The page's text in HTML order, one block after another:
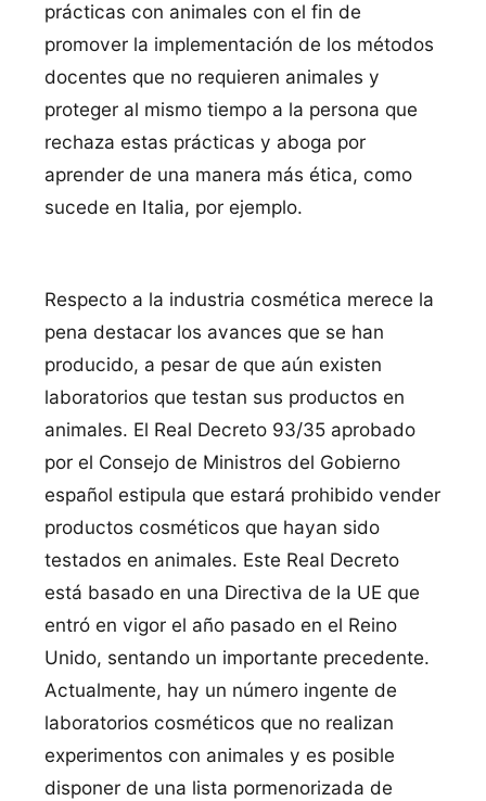
prácticas con animales con el fin de
promover la implementación de los métodos
docentes que no requieren animales y
proteger al mismo tiempo a la persona que
rechaza estas prácticas y aboga por
aprender de una manera más ética, como
sucede en Italia, por ejemplo.
Respecto a la industria cosmética merece la
pena destacar los avances que se han
producido, a pesar de que aún existen
laboratorios que testan sus productos en
animales. El Real Decreto 93/35 aprobado
por el Consejo de Ministros del Gobierno
español estipula que estará prohibido vender
productos cosméticos que hayan sido
testados en animales. Este Real Decreto
está basado en una Directiva de la UE que
entró en vigor el año pasado en el Reino
Unido, sentando un importante precedente.
Actualmente, hay un número ingente de
laboratorios cosméticos que no realizan
experimentos con animales y es posible
disponer de una lista pormenorizada de